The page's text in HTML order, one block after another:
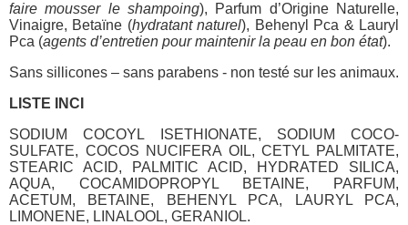
faire mousser le shampoing), Parfum d’Origine Naturelle,
Vinaigre, Betaïne (hydratant naturel), Behenyl Pca & Lauryl
Pca (agents d’entretien pour maintenir la peau en bon état).
Sans sillicones – sans parabens - non testé sur les animaux.
LISTE INCI
SODIUM COCOYL ISETHIONATE, SODIUM COCO-
SULFATE, COCOS NUCIFERA OIL, CETYL PALMITATE,
STEARIC ACID, PALMITIC ACID, HYDRATED SILICA,
AQUA, COCAMIDOPROPYL BETAINE, PARFUM,
ACETUM, BETAINE, BEHENYL PCA, LAURYL PCA,
LIMONENE, LINALOOL, GERANIOL.